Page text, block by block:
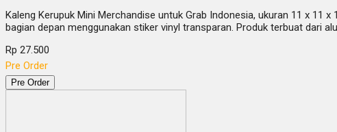
Kaleng Kerupuk Mini Merchandise untuk Grab Indonesia, ukuran 11 x 11
bagian depan menggunakan stiker vinyl transparan. Produk terbuat dari
Rp 27.500
Pre Order
Pre Order